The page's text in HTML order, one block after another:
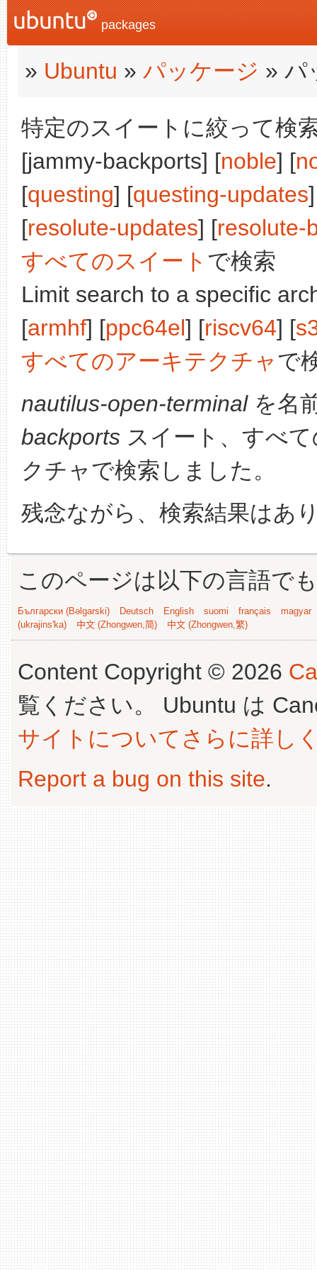
packages
» Ubuntu » パッケージ » パ
特定のスイートに絞って検
[jammy-backports] [noble] [
[questing] [questing-updates
[resolute-updates] [resolute-
すべてのスイート で検索
Limit search to a specific
[armhf] [ppc64el] [riscv64] [
すべてのアーキテクチャで
nautilus-open-terminalを名
backports スイート、すべ
クチャで検索しました。
残念ながら、検索結果はあ
このページは以下の言語で
Български (Bəlgarski) Deutsch English suomi français
magyar
(ukrajins'ka)
中文 (Zhongwen,简) 中文 (Zhongwen,繁)
Content Copyright © 2026
覧ください。 Ubuntu は
サイトについてさらに詳し
Report a bug on this site.